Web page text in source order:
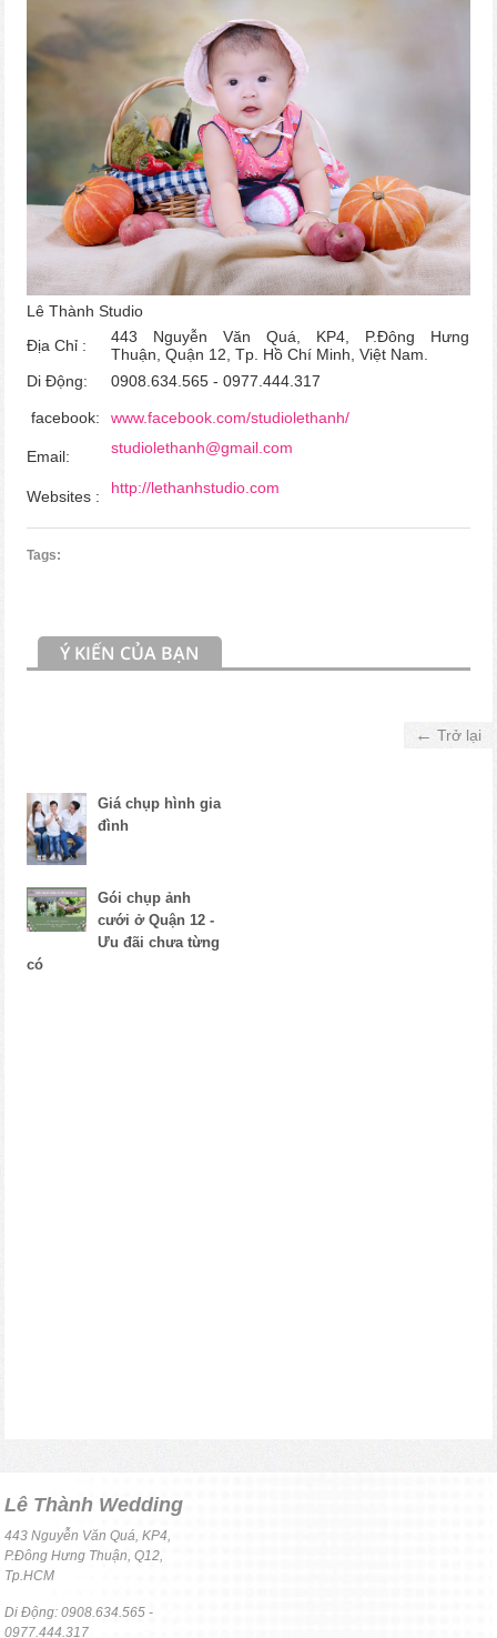
Lê Thành Studio
Địa Chỉ :
443 Nguyễn Văn Quá, KP4, P.Đông Hưng
Thuận, Quận 12, Tp. Hồ Chí Minh, Việt Nam.
Di Động:
0908.634.565 - 0977.444.317
facebook: www.facebook.com/studiolethanh/
Email: studiolethanh@gmail.com
Websites : http://lethanhstudio.com
Tags:
Ý KIẾN CỦA BẠN
← Trở lại
Giá chụp hình gia
đình
Gói chụp ảnh
cưới ở Quận 12 -
Ưu đãi chưa từng
có
Lê Thành Wedding
443 Nguyễn Văn Quá, KP4,
P.Đông Hưng Thuận, Q12,
Tp.HCM
Di Động: 0908.634.565 -
0977.444.317